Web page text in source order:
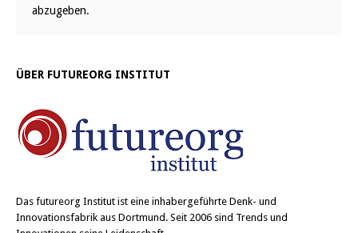
abzugeben.
ÜBER FUTUREORG INSTITUT
Das futureorg Institut ist eine inhabergeführte Denk- und
Innovationsfabrik aus Dortmund. Seit 2006 sind Trends und